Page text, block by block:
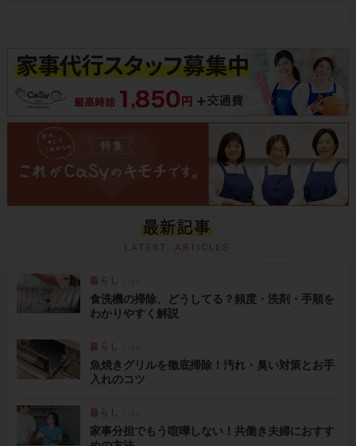
食洗機の掃除、どうしてる？頻度・洗剤・手順を
わかりやすく解説
魚焼きグリルを徹底掃除！汚れ・臭い対策とお手
入れのコツ
家事分担でもう喧嘩しない！共働き夫婦におすす